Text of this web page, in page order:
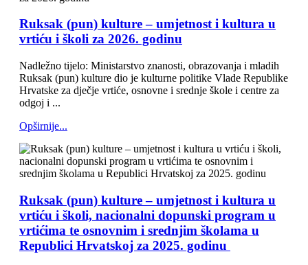
Ruksak (pun) kulture – umjetnost i kultura u
vrtiću i školi za 2026. godinu
Nadležno tijelo: Ministarstvo znanosti, obrazovanja i mladih
Ruksak (pun) kulture dio je kulturne politike Vlade Republike
Hrvatske za dječje vrtiće, osnovne i srednje škole i centre za
odgoj i ...
Opširnije...
Ruksak (pun) kulture – umjetnost i kultura u
vrtiću i školi, nacionalni dopunski program u
vrtićima te osnovnim i srednjim školama u
Republici Hrvatskoj za 2025. godinu